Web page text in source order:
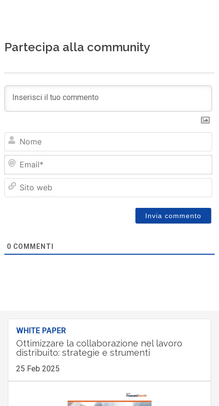
Partecipa alla community
0 COMMENTI
WHITE PAPER
Ottimizzare la collaborazione nel lavoro
distribuito: strategie e strumenti
25 Feb 2025